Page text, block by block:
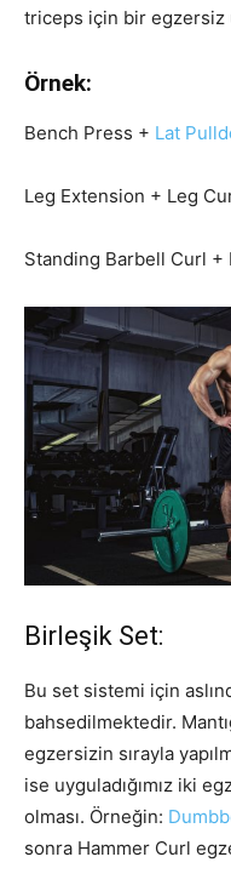
triceps için bir egzersiz
Örnek:
Bench Press + Lat
Leg Extension + Leg
Standing Barbell Curl +
Birleşik Set:
Bu set sistemi için
bahsedilmektedir.
egzersizin sırayla
ise uyguladığımız iki
olması. Örneğin:
sonra Hammer Curl